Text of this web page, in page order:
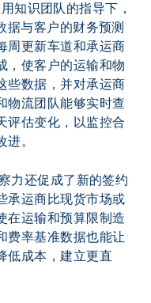
知识团队的指导下，
据与客户的财务预测
周更新车道和承运商
，使客户的运输和物
些数据，并对承运商
物流团队能够实时查
评估变化，以监控合
。
力还促成了新的签约
承运商比现货市场或
在运输和预算限制造
费率基准数据也能让
低成本，建立更直